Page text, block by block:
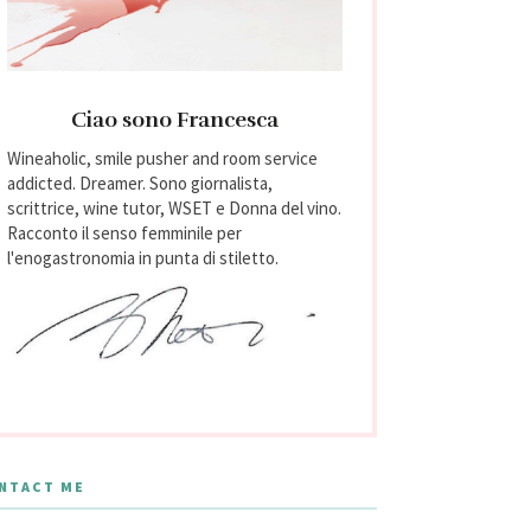
Ciao sono Francesca
Wineaholic, smile pusher and room service
addicted. Dreamer. Sono giornalista,
scrittrice, wine tutor, WSET e Donna del vino.
Racconto il senso femminile per
l'enogastronomia in punta di stiletto.
ME